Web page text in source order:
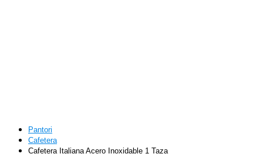
Pantori
Cafetera
Cafetera Italiana Acero Inoxidable 1 Taza